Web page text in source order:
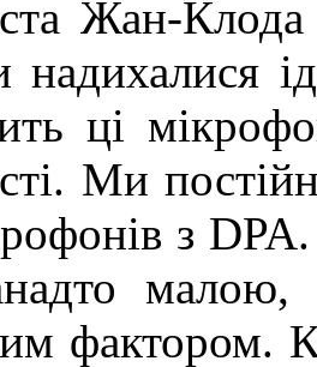
Жан-
ці
Ми
з
малою,
фактором.